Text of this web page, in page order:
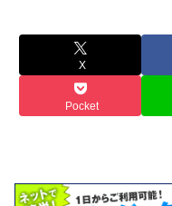
X
Pocket